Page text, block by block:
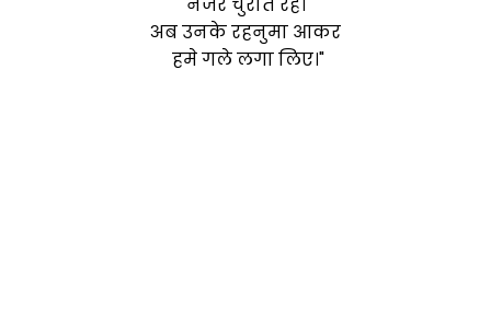
अब उनके रहनुमा आकर
हमे गले लगा लिए।"